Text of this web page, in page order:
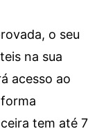
o seu
na sua
acesso ao
tem até 7